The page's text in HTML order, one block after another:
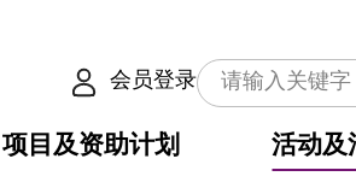
会员登录
项目及资助计划 活动及